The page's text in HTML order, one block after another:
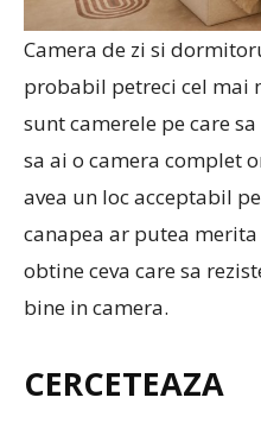
Camera de zi si
probabil petreci cel mai
sunt camerele pe care
sa ai o camera complet
avea un loc acceptabil
canapea ar putea
obtine ceva care sa
bine in camera.
CERCETEAZA